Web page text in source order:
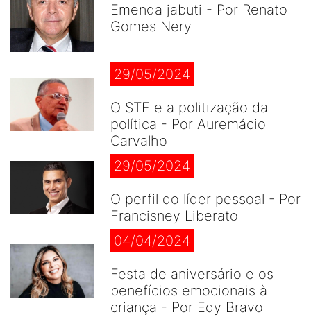
Emenda jabuti - Por Renato
Gomes Nery
29/05/2024
O STF e a politização da
política - Por Auremácio
Carvalho
29/05/2024
O perfil do líder pessoal - Por
Francisney Liberato
04/04/2024
Festa de aniversário e os
benefícios emocionais à
criança - Por Edy Bravo